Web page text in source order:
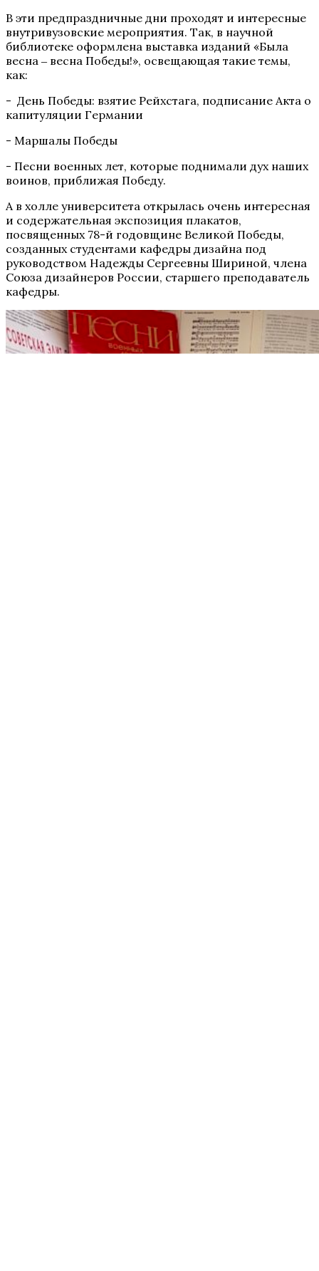
В эти предпраздничные дни проходят и интересные
внутривузовские мероприятия. Так, в научной
библиотеке оформлена выставка изданий «Была
весна ‒ весна Победы!», освещающая такие темы,
как:
- День Победы: взятие Рейхстага, подписание Акта о
капитуляции Германии
- Маршалы Победы
- Песни военных лет, которые поднимали дух наших
воинов, приближая Победу.
А в холле университета открылась очень интересная
и содержательная экспозиция плакатов,
посвященных 78-й годовщине Великой Победы,
созданных студентами кафедры дизайна под
руководством Надежды Сергеевны Шириной, члена
Союза дизайнеров России, старшего преподаватель
кафедры.